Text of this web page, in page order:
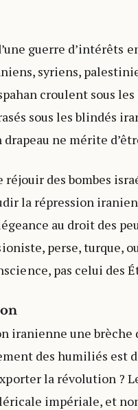
guerre d’intérêts
syriens,
croulent sous
sous les blindés
ne mérite
réjouir des bombes
la répression
au droit des
perse, turque,
pas celui des
iranienne une brèche
des humiliés est
la révolution ?
impériale, et